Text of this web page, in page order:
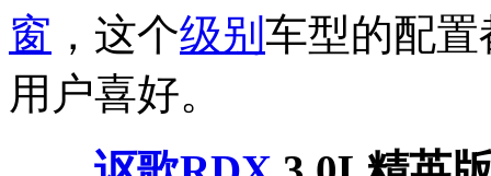
窗 ，这个级别 车型的配
用户喜好。